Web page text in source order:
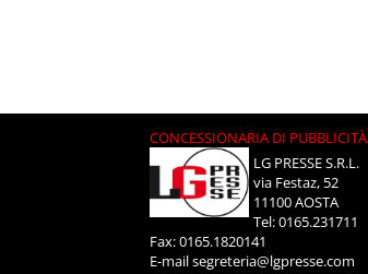
CONCESSIONARIA DI PUBBLICITÀ
LG PRESSE S.R.L.
via Festaz, 52
11100 AOSTA
Tel: 0165.231711
Fax: 0165.1820141
E-mailsegreteria@lgpresse.com